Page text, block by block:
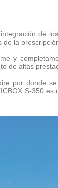
de
de la
y
de altas
por donde
S-350